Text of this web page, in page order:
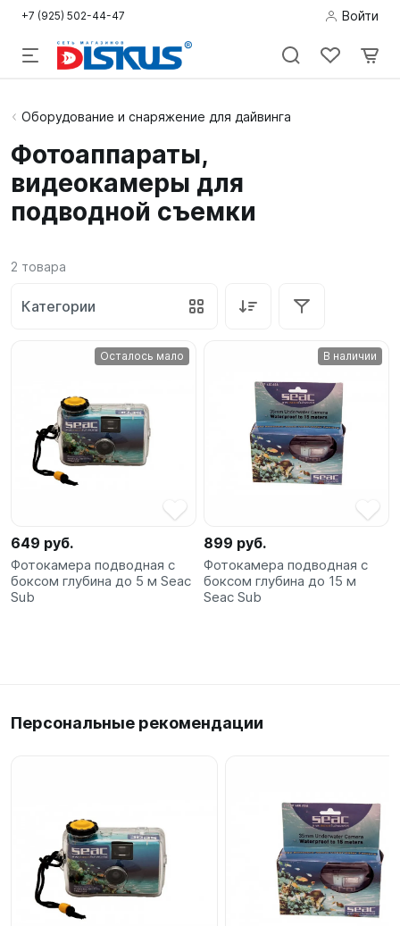
+7 (925) 502-44-47 Войти
Подводная
Дайвинг
Снорклинг /
SUP-
сёрфинг
Подарочные
Бренды
Оборудование и снаряжение для дайвинга
Фотоаппараты,
видеокамеры для
подводной съемки
2 товара
Категории
Осталось мало
649 руб.
Фотокамера подводная с
боксом глубина до 5 м Seac
Sub
В наличии
899 руб.
Фотокамера подводная с
боксом глубина до 15 м
Seac Sub
Персональные рекомендации